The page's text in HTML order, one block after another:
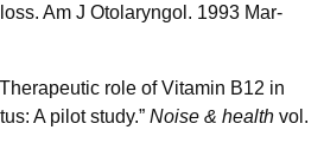
Am J Otolaryngol. 1993 Mar-
role of Vitamin B12 in
A pilot study.” Noise & health vol.